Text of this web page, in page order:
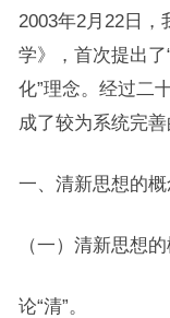
2003年2月22日，
学》，首次提出了
化”理念。经过二
成了较为系统完善
一、清新思想的
（一）清新思想
论“清”。